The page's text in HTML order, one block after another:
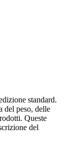
standard.
del peso, delle
Queste
del